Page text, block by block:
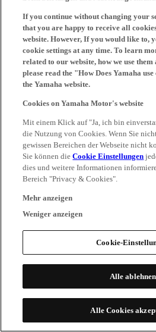
If you continue without changing your
that you are happy to receive all
website. However, If you would like to,
cookie settings at any time. To learn
related to our website, how we use
please read the "How Does Yamaha
the Yamaha website.
Cookies on Yamaha Motor's website
Mit einem Klick auf "Ja, ich bin
die Nutzung von Cookies. Wenn Sie
gewissen Bereichen der Webseite nicht
Sie können dieCookie Einstellungen
dies und weitere Informationen
Bereich "Privacy & Cookies".
Mehr anzeigen
Weniger anzeigen
Cookie-
Alle ablehnen
Alle Cookies